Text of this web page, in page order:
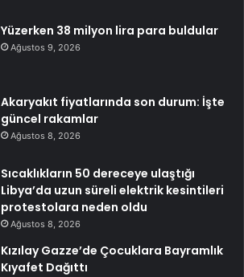
Yüzerken 38 milyon lira para buldular
Ağustos 9, 2026
Akaryakıt fiyatlarında son durum: İşte
güncel rakamlar
Ağustos 8, 2026
Sıcaklıkların 50 dereceye ulaştığı
Libya’da uzun süreli elektrik kesintileri
protestolara neden oldu
Ağustos 8, 2026
Kızılay Gazze’de Çocuklara Bayramlık
Kıyafet Dağıttı